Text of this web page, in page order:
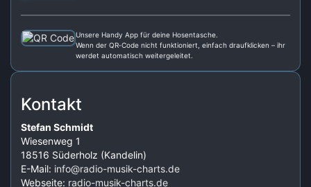
Unsere Handy App für deine Hosentasche.
Wenn der QR‑Code nicht funktioniert, einfach draufklicken – ihr
werdet automatisch weitergeleitet.
Kontakt
Stefan Schmidt
Wiesenweg 1
18516 Süderholz (Kandelin)
E-Mail: info@radio-musik-charts.de
Webseite: radio-musik-charts.de